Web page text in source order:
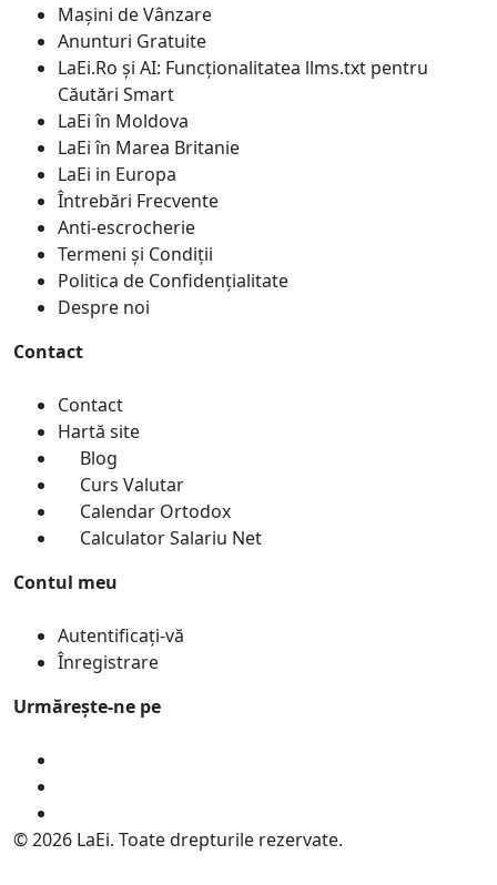
Mașini de Vânzare
Anunturi Gratuite
LaEi.Ro și AI: Funcționalitatea llms.txt pentru
Căutări Smart
LaEi în Moldova
LaEi în Marea Britanie
LaEi in Europa
Întrebări Frecvente
Anti-escrocherie
Termeni și Condiții
Politica de Confidențialitate
Despre noi
Contact
Contact
Hartă site
Blog
Curs Valutar
Calendar Ortodox
Calculator Salariu Net
Contul meu
Autentificați-vă
Înregistrare
Urmărește-ne pe
© 2026 LaEi. Toate drepturile rezervate.